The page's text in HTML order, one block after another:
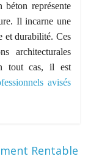
représente
Il incarne une
et durabilité. Ces
architecturales
tout cas, il est
avisés
Rentable